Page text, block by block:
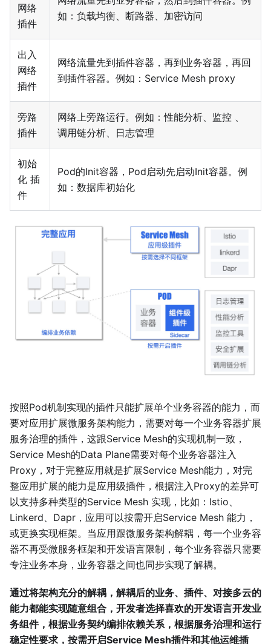
网络
插件
如：负载均衡、断路器、加密访问
出入
网络
插件
网络流量先到插件容器，再到业务容器，再回
到插件容器。例如：Service Mesh proxy
旁路
插件
网络上旁路运行。例如：性能分析、监控 、
调用链分析、日志管理
初始
化 插
件
Pod的Init容器，Pod启动先启动Init容器。例
如：数据库初始化
按照Pod机制实现的插件只能扩展单个业务容器的能力，而
要对应用扩展微服务架构能力，需要对每一个业务容器扩展
服务治理的插件，这跟Service Mesh的实现机制一致，
Service Mesh的Data Plane需要对每个业务容器注入
Proxy，对于完整应用就是扩展Service Mesh能力，对完
整应用扩展的能力是应用级插件，根据注入Proxy的差异可
以支持多种类型的Service Mesh 实现，比如：Istio、
Linkerd、Dapr，应用可以按需开启Service Mesh 能力，
或更换实现框架。当应用跟微服务架构解耦，每一个业务容
器不再受微服务框架和开发语言限制，每个业务容器只需要
专注业务本身，业务容器之间也同步实现了解耦。
通过将架构充分的解耦，解耦后的业务、插件、对接多云的
能力都能实现随意组合，开发者选择喜欢的开发语言开发业
务组件，根据业务契约编排依赖关系，根据服务治理和运行
稳定性要求，按需开启Service Mesh插件和其他运维插